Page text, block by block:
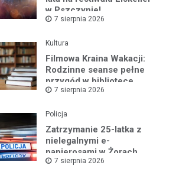
w Pszczynie!
7 sierpnia 2026
Kultura
Filmowa Kraina Wakacji:
Rodzinne seanse pełne
przygód w bibliotece
7 sierpnia 2026
Policja
Zatrzymanie 25-latka z
nielegalnymi e-
papierosami w Żorach
7 sierpnia 2026